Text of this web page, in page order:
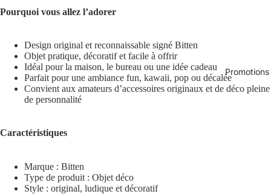
Billy
Brown
Promotions
Pourquoi vous allez l’adorer
Design original et reconnaissable signé Bitten
Objet pratique, décoratif et facile à offrir
Idéal pour la maison, le bureau ou une idée cadeau
Parfait pour une ambiance fun, kawaii, pop ou décalée
Convient aux amateurs d’accessoires originaux et de déco pleine
de personnalité
Caractéristiques
Marque : Bitten
Type de produit : Objet déco
Style : original, ludique et décoratif